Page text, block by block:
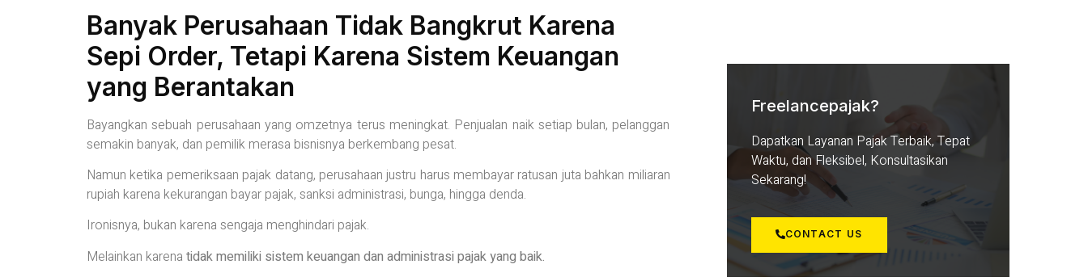
Banyak Perusahaan Tidak Bangkrut Karena
Sepi Order, Tetapi Karena Sistem Keuangan
yang Berantakan
Bayangkan sebuah perusahaan yang omzetnya terus meningkat. Penjualan naik setiap bulan, pelanggan
semakin banyak, dan pemilik merasa bisnisnya berkembang pesat.
Namun ketika pemeriksaan pajak datang, perusahaan justru harus membayar ratusan juta bahkan miliaran
rupiah karena kekurangan bayar pajak, sanksi administrasi, bunga, hingga denda.
Ironisnya, bukan karena sengaja menghindari pajak.
Melainkan karena tidak memiliki sistem keuangan dan administrasi pajak yang baik.
Freelancepajak?
Dapatkan Layanan Pajak Terbaik, Tepat
Waktu, dan Fleksibel, Konsultasikan
Sekarang!
CONTACT US